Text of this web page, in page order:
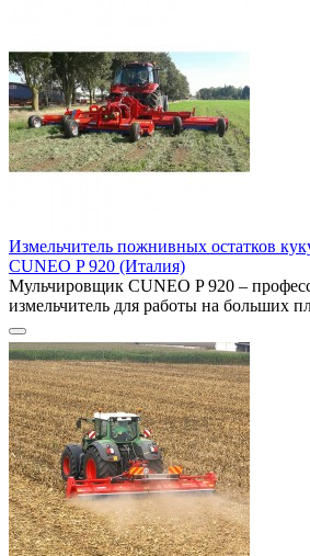
Измельчитель пожнивных остатков
CUNEO P 920 (Италия)
Мульчировщик CUNEO P 920 –
измельчитель для работы на больших